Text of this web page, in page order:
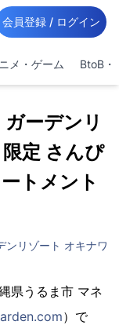
会員登録 / ログイン
メ・ゲーム BtoB・
ガーデンリ
定 さんぴ
トメント
ンリゾート オキナワ
県うるま市 マネ
）で